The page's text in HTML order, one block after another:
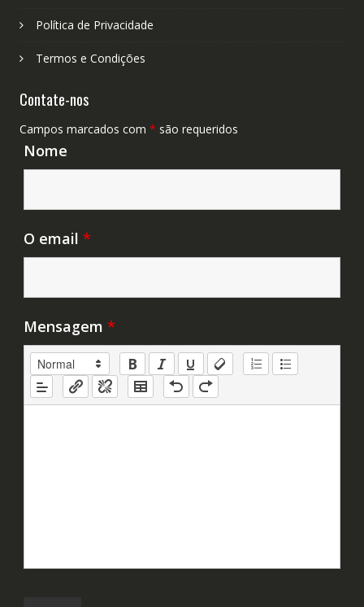
Política de Privacidade
Termos e Condições
Contate-nos
Campos marcados com * são requeridos
Nome
O email *
Mensagem *